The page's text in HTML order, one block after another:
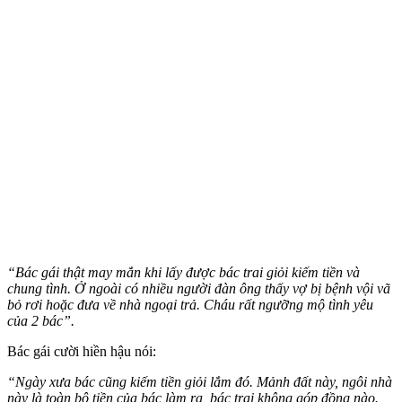
“Bác gái thật may mắn khi lấy được bác trai giỏi kiếm tiền và
chung tình. Ở ngoài có nhiều người đàn ông thấy vợ bị bệnh vội vã
bỏ rơi hoặc đưa về nhà ngoại trả. Cháu rất ngưỡng mộ tình yêu
của 2 bác”.
Bác gái cười hiền hậu nói:
“Ngày xưa bác cũng kiếm tiền giỏi lắm đó. Mảnh đất này, ngôi nhà
này là toàn bộ tiền của bác làm ra, bác trai không góp đồng nào.